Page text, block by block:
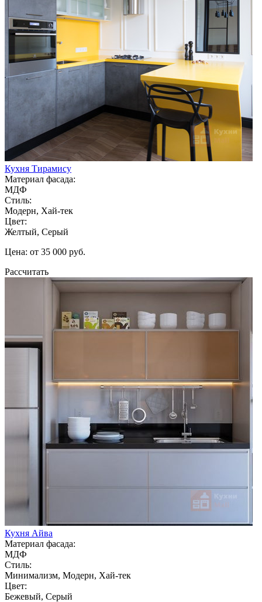
Кухня Тирамису
Материал фасада:
МДФ
Стиль:
Модерн, Хай-тек
Цвет:
Желтый, Серый
Цена: от 35 000 руб.
Рассчитать
Кухня Айва
Материал фасада:
МДФ
Стиль:
Минимализм, Модерн, Хай-тек
Цвет:
Бежевый, Серый